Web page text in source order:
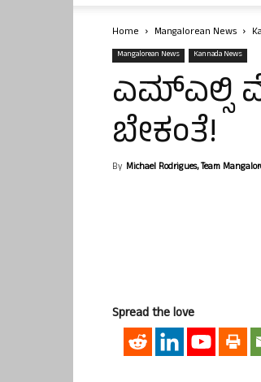
Home Mangalorean News
Mangalorean News Kannada News
ಎಮ್ಎಲ್ಸಿ
ಬೇಕಂತೆ!
By Michael Rodrigues, Team
Spread the love